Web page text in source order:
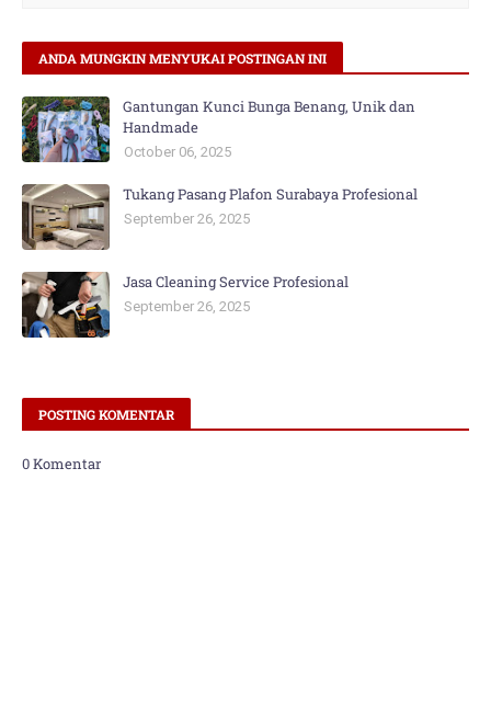
ANDA MUNGKIN MENYUKAI POSTINGAN INI
Gantungan Kunci Bunga Benang, Unik dan
Handmade
October 06, 2025
Tukang Pasang Plafon Surabaya Profesional
September 26, 2025
Jasa Cleaning Service Profesional
September 26, 2025
POSTING KOMENTAR
0 Komentar